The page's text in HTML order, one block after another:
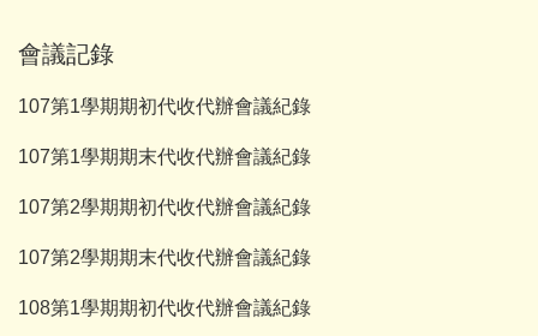
會議記錄
107第1學期期初代收代辦會議紀錄
107第1學期期末代收代辦會議紀錄
107第2學期期初代收代辦會議紀錄
107第2學期期末代收代辦會議紀錄
108第1學期期初代收代辦會議紀錄